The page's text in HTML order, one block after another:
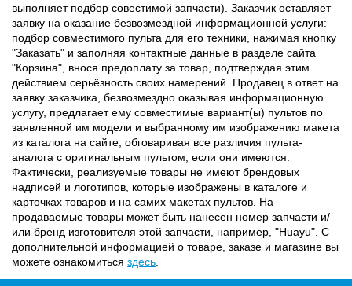
выполняет подбор совестимой запчасти). Заказчик оставляет
заявку на оказание безвозмездной информационной услуги:
подбор совместимого пульта для его техники, нажимая кнопку
"Заказать" и заполняя контактные данные в разделе сайта
"Корзина", внося предоплату за товар, подтверждая этим
действием серьёзность своих намерений. Продавец в ответ на
заявку заказчика, безвозмездно оказывая информационную
услугу, предлагает ему совместимые вариант(ы) пультов по
заявленной им модели и выбранному им изображению макета
из каталога на сайте, обговаривая все различия пульта-
аналога с оригинальным пультом, если они имеются.
Фактически, реализуемые товары не имеют брендовых
надписей и логотипов, которые изображены в каталоге и
карточках товаров и на самих макетах пультов. На
продаваемые товары может быть нанесен номер запчасти и/
или бренд изготовителя этой запчасти, например, "Huayu". С
дополнительной информацией о товаре, заказе и магазине вы
можете ознакомиться здесь